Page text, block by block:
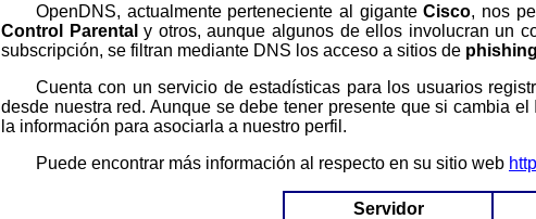
OpenDNS, actualmente perteneciente al giganteCisco, nos
Control Parental y otros, aunque algunos de ellos involucran un
subscripción, se filtran mediante DNS los acceso a sitios de phishing
Cuenta con un servicio de estadísticas para los usuarios registrados, lo que nos permite analizar los sitios (o servicios) utilizados
desde nuestra red. Aunque se debe tener presente que si cambia
la información para asociarla a nuestro perfil.
Puede encontrar más información al respecto en su sitio web
Servidor